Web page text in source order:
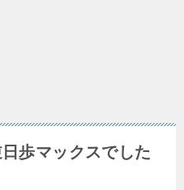
歩マックスでした